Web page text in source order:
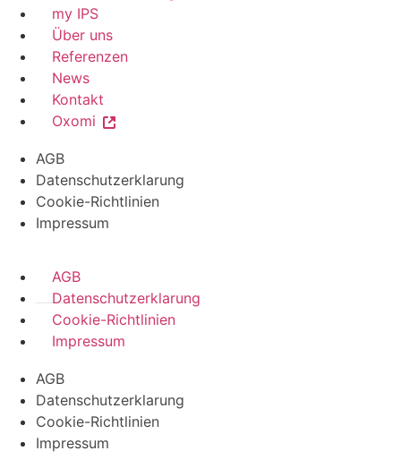
my IPS
Über uns
Referenzen
News
Kontakt
Oxomi
AGB
Datenschutzerklarung
Cookie-Richtlinien
Impressum
AGB
Datenschutzerklarung
Cookie-Richtlinien
Impressum
AGB
Datenschutzerklarung
Cookie-Richtlinien
Impressum